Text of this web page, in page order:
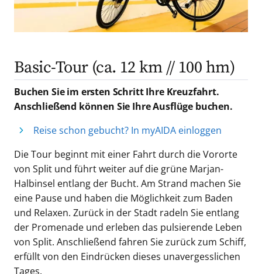
Basic-Tour (ca. 12 km // 100 hm)
Buchen Sie im ersten Schritt Ihre Kreuzfahrt.
Anschließend können Sie Ihre Ausflüge buchen.
Reise schon gebucht? In myAIDA einloggen
Die Tour beginnt mit einer Fahrt durch die Vororte
von Split und führt weiter auf die grüne Marjan-
Halbinsel entlang der Bucht. Am Strand machen Sie
eine Pause und haben die Möglichkeit zum Baden
und Relaxen. Zurück in der Stadt radeln Sie entlang
der Promenade und erleben das pulsierende Leben
von Split. Anschließend fahren Sie zurück zum Schiff,
erfüllt von den Eindrücken dieses unavergesslichen
Tages.